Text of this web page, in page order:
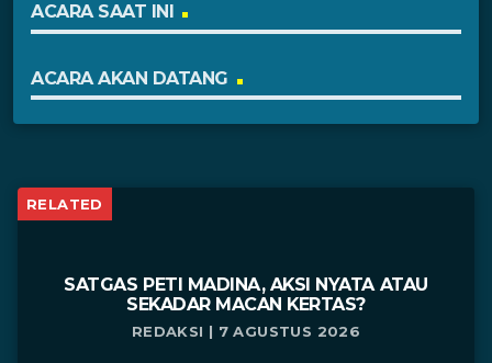
ACARA SAAT INI
ACARA AKAN DATANG
RELATED
SATGAS PETI MADINA, AKSI NYATA ATAU
SEKADAR MACAN KERTAS?
REDAKSI | 7 AGUSTUS 2026